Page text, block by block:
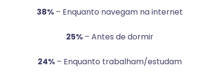
38%– Enquanto navegam na internet
25%– Antes de dormir
24%– Enquanto trabalham/estudam